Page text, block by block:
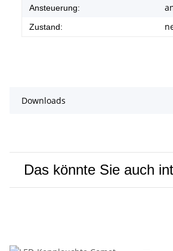
Ansteuerung:
Zustand:
Downloads
Das könnte Sie auch